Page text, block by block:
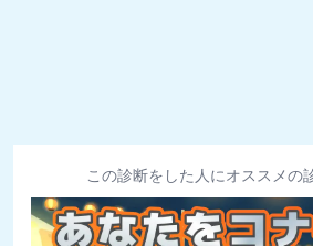
この診断をした人にオススメの